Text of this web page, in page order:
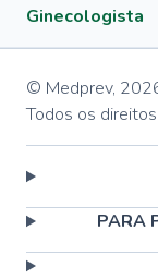
Ginecologista
© Medprev,
Todos os
PARA